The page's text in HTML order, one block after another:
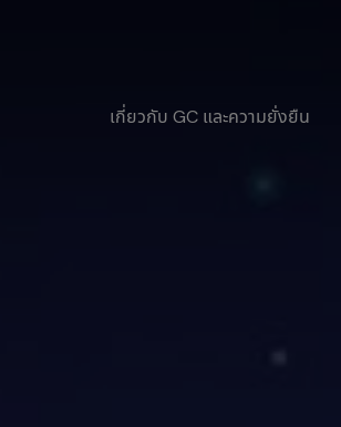
เกี่ยวกับ GC และความยั่งยืน